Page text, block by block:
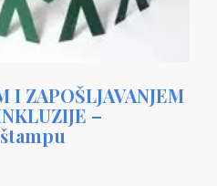
I ZAPOŠLJAVANJEM
–